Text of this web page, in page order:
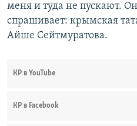
меня и туда не пускают.
спрашивает: крымская
Айше Сейтмуратова.
КР в YouTube
КР в Facebook